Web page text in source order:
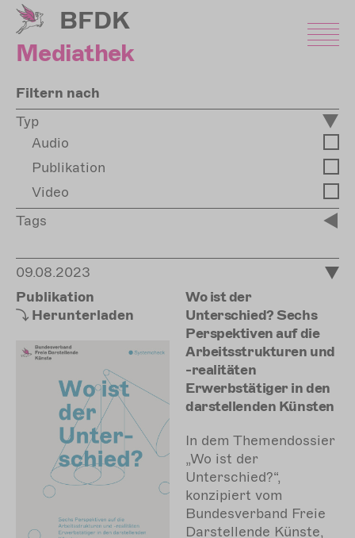
Direkt
zum
Inhalt
BFDK
Mediathek
09.08.2023
Publikation
Herunterladen
Wo ist der
Unterschied? Sechs
Perspektiven auf die
Arbeitsstrukturen und
-realitäten
Erwerbstätiger in den
darstellenden Künsten
In dem Themendossier
„Wo ist der
Unterschied?“,
konzipiert vom
Bundesverband Freie
Darstellende Künste,
Filtern nach
Typ
Audio
Publikation
Video
Tags